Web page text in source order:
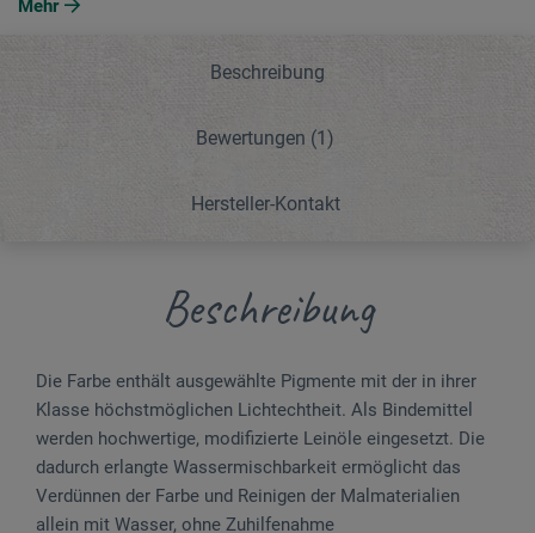
Mehr
Beschreibung
Bewertungen (1)
Hersteller-Kontakt
Beschreibung
Die Farbe enthält ausgewählte Pigmente mit der in ihrer
Klasse höchstmöglichen Lichtechtheit. Als Bindemittel
werden hochwertige, modifizierte Leinöle eingesetzt. Die
dadurch erlangte Wassermischbarkeit ermöglicht das
Verdünnen der Farbe und Reinigen der Malmaterialien
allein mit Wasser, ohne Zuhilfenahme